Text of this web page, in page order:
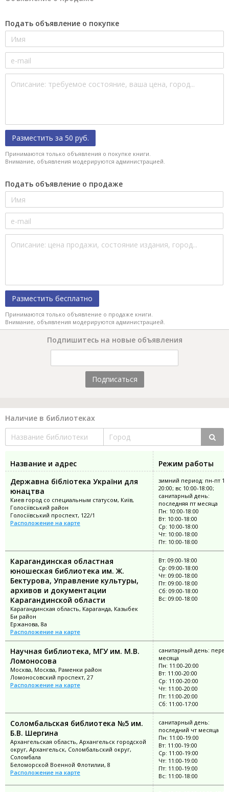
Подать объявление о покупке
Разместить за 50 руб.
Принимаются только объявления о покупке книги.
Внимание, объявления модерируются администрацией.
Подать объявление о продаже
Разместить бесплатно
Принимаются только объявление о продаже книги.
Внимание, объявления модерируются администрацией.
Подпишитесь на новые объявления
Подписаться
Наличие в библиотеках
Название и адрес
Режим работы
Державна бібліотека України для
юнацтва
Киев город со специальным статусом, Київ,
Голосіївський район
Голосіївський проспект, 122/1
Расположение на карте
зимний период: пн-пт
20:00; вс 10:00-18:00;
санитарный день:
последняя пт месяца
Пн: 10:00-18:00
Вт: 10:00-18:00
Ср: 10:00-18:00
Чт: 10:00-18:00
Пт: 10:00-18:00
Карагандинская областная
юношеская библиотека им. Ж.
Бектурова, Управление культуры,
архивов и документации
Карагандинской области
Карагандинская область, Караганда, Казыбек
Би район
Ержанова, 8а
Расположение на карте
Вт: 09:00-18:00
Ср: 09:00-18:00
Чт: 09:00-18:00
Пт: 09:00-18:00
Сб: 09:00-18:00
Вс: 09:00-18:00
Научная библиотека, МГУ им. М.В.
Ломоносова
Москва, Москва, Раменки район
Ломоносовский проспект, 27
Расположение на карте
санитарный день:
месяца
Пн: 11:00-20:00
Вт: 11:00-20:00
Ср: 11:00-20:00
Чт: 11:00-20:00
Пт: 11:00-20:00
Сб: 11:00-17:00
Соломбальская библиотека №5 им.
Б.В. Шергина
Архангельская область, Архангельск городской
округ, Архангельск, Соломбальский округ,
Соломбала
Беломорской Военной Флотилии, 8
Расположение на карте
санитарный день:
последний чт месяца
Пн: 11:00-19:00
Вт: 11:00-19:00
Ср: 11:00-19:00
Чт: 11:00-19:00
Пт: 11:00-19:00
Вс: 11:00-18:00